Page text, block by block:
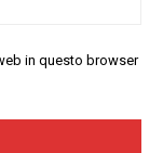
in questo browser